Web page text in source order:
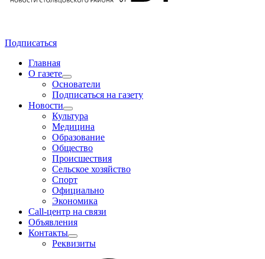
Подписаться
Главная
О газете
Основатели
Подписаться на газету
Новости
Культура
Медицина
Образование
Общество
Происшествия
Сельское хозяйство
Спорт
Официально
Экономика
Call-центр на связи
Объявления
Контакты
Реквизиты